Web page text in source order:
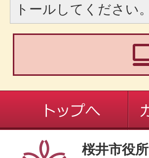
トールしてください。
桜井市役所